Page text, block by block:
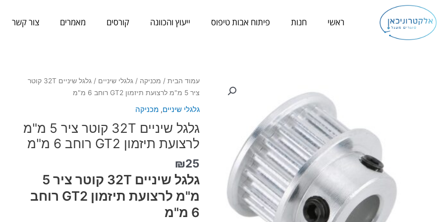
לתוכן
ראשי חנות פיתוח אבות טיפוס ייעוץ והכוונה קורסים מאמרים צור קשר
עמוד הבית/ מכניקה / גלגלי שיניים
/ גלגל שיניים 32T קוטר
ציר 5 מ"מ לרצועת תיזמון GT2 רוחב 6 מ"מ
גלגלי שיניים, מכניקה
גלגל שיניים 32T קוטר ציר 5 מ"מ
לרצועת תיזמון GT2 רוחב 6 מ"מ
₪25
גלגל שיניים 32T קוטר ציר 5
מ"מ לרצועת תיזמון GT2 רוחב
6 מ"מ
כמות
של
גלגל
32T
קוטר
ציר
5
מ"מ
לרצועת
תיזמון
GT2